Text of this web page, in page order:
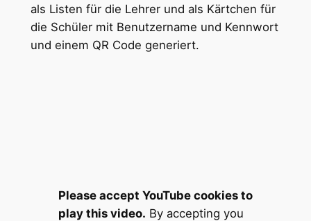
als Listen für die Lehrer und als Kärtchen für
die Schüler mit Benutzername und Kennwort
und einem QR Code generiert.
Please accept YouTube cookies to
play this video. By accepting you